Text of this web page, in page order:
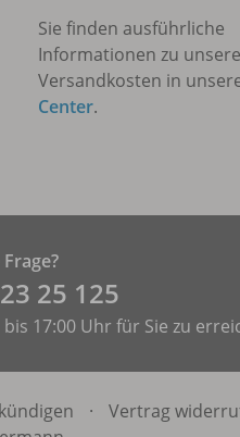
Sie finden ausführliche
Informationen zu
Versandkosten in
Center.
25 125
17:00 Uhr für Sie zu
· Vertrag